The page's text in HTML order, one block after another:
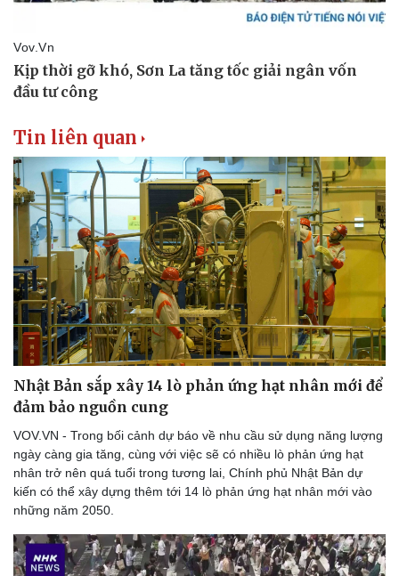
Bóng đá
Lịch thi đấu bóng đá
Ô tô
Xe máy
Tin liên quan
Nhật Bản sắp xây 14 lò phản ứng hạt nhân mới để
đảm bảo nguồn cung
VOV.VN - Trong bối cảnh dự báo về nhu cầu sử dụng năng lượng
ngày càng gia tăng, cùng với việc sẽ có nhiều lò phản ứng hạt
nhân trở nên quá tuổi trong tương lai, Chính phủ Nhật Bản dự
kiến có thể xây dựng thêm tới 14 lò phản ứng hạt nhân mới vào
những năm 2050.